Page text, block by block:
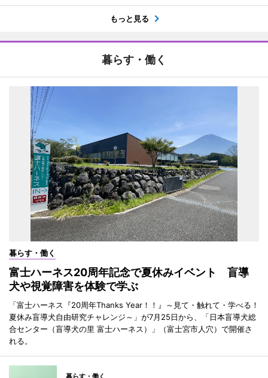
もっと見る
暮らす・働く
暮らす・働く
富士ハーネス20周年記念で夏休みイベント 盲導
犬や視覚障害を体験で学ぶ
「富士ハーネス『20周年Thanks Year！！』～見て・触れて・学べる！
夏休み盲導犬自由研究チャレンジ～」が7月25日から、「日本盲導犬総
合センター（盲導犬の里 富士ハーネス）」（富士宮市人穴）で開催さ
れる。
暮らす・働く